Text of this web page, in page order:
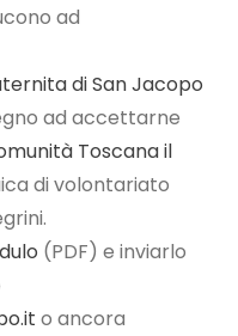
ad
di San Jacopo
ad accettarne
Toscana il
di volontariato
(PDF) e inviarlo
o ancora